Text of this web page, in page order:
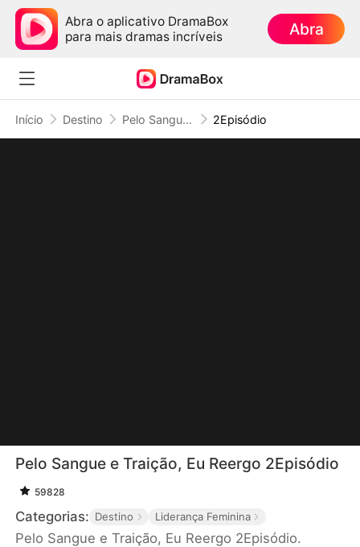
Abra o aplicativo DramaBox
para mais dramas incríveis
Abra
Início Destino Pelo Sangue e Traição, Eu Reergo 2Episódio
Pelo Sangue e Traição, Eu Reergo 2Episódio
59828
Categorias: Destino Liderança Feminina
Pelo Sangue e Traição, Eu Reergo 2Episódio.